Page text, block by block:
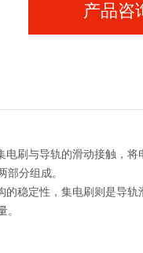
产品咨
刷与导轨的滑动接触，将
分组成。
稳定性，集电刷则是导